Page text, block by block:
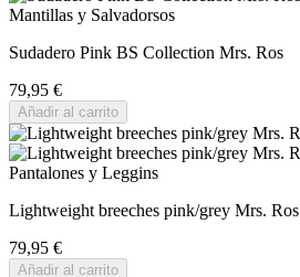
Mantillas y Salvadorsos
Sudadero Pink BS Collection Mrs. Ros
79,95 €
Añadir al carrito
Pantalones y Leggins
Lightweight breeches pink/grey Mrs. Ros
79,95 €
Añadir al carrito